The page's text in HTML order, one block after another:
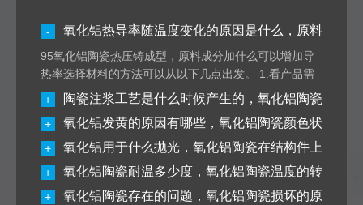
-
氧化铝热导率随温度变化的原因是什么，原料
成分加什么可以增加导热率
95氧化铝陶瓷热压铸成型，原料成分加什么可以增加导
热率选择材料的方法可以从以下几点出发。 1.看产品需
达到什么性能—提高电导率 2.考虑产品的用途–如果你这
个95氧化铝陶瓷还是用做电路基板,那么它的绝缘性或者
其他电气性能就不能因为添加这个物质而有所降低 3.看
制备工艺–你所添加的物质烧结环境要符……氧化铝热导
率随温度变化的原因是什么，原料成分加什么可以增加
导热率
+
陶瓷注浆工艺是什么时候产生的，氧化铝陶瓷
注浆的优点有哪些
+
氧化铝发黄的原因有哪些，氧化铝陶瓷颜色状
态
+
氧化铝用于什么抛光，氧化铝陶瓷在结构件上
的抛光方式是什么
+
氧化铝陶瓷耐温多少度，氧化铝陶瓷温度的转
变过程
+
氧化铝陶瓷存在的问题，氧化铝陶瓷损坏的原